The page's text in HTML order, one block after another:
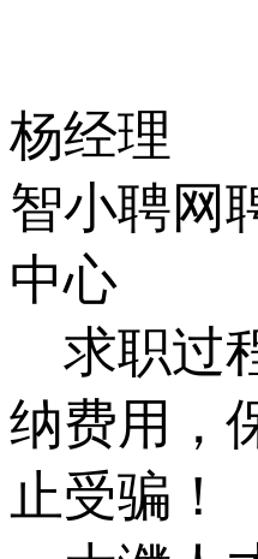
杨经理
智小聘网
中心
求职过
纳费用，
止受骗！